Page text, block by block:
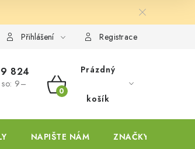
Přihlášení Registrace
824
9–
NÁKUPNÍ
KOŠÍK
Prázdný
košík
NAPIŠTE NÁM ZNAČKY